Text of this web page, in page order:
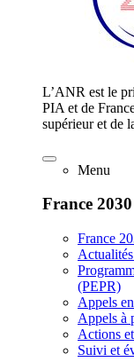
L’ANR est le
PIA et de
supérieur et de
Menu
France 2030
France
(PEPR)
Appels
Appels à
Actions
Suivi et